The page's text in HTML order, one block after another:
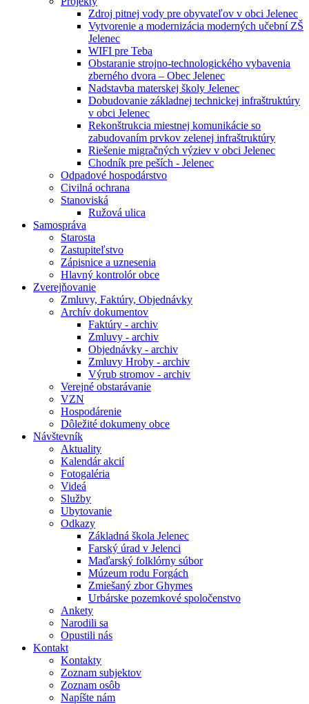
Zdroj pitnej vody pre obyvateľov v obci Jelenec
Vytvorenie a modernizácia moderných učební ZŠ
Jelenec
WIFI pre Teba
Obstaranie strojno-technologického vybavenia
zberného dvora – Obec Jelenec
Nadstavba materskej školy Jelenec
Dobudovanie základnej technickej infraštruktúry
v obci Jelenec
Rekonštrukcia miestnej komunikácie so
zabudovaním prvkov zelenej infraštruktúry
Riešenie migračných výziev v obci Jelenec
Chodník pre peších - Jelenec
Odpadové hospodárstvo
Civilná ochrana
Stanoviská
Ružová ulica
Samospráva
Starosta
Zastupiteľstvo
Zápisnice a uznesenia
Hlavný kontrolór obce
Zverejňovanie
Zmluvy, Faktúry, Objednávky
Archív dokumentov
Faktúry - archiv
Zmluvy - archiv
Objednávky - archiv
Zmluvy Hroby - archiv
Výrub stromov - archiv
Verejné obstarávanie
VZN
Hospodárenie
Dôležité dokumeny obce
Návštevník
Aktuality
Kalendár akcií
Fotogaléria
Videá
Služby
Ubytovanie
Odkazy
Základná škola Jelenec
Farský úrad v Jelenci
Maďarský folklórny súbor
Múzeum rodu Forgách
Zmiešaný zbor Ghymes
Urbárske pozemkové spoločenstvo
Ankety
Narodili sa
Opustili nás
Kontakt
Kontakty
Zoznam subjektov
Zoznam osôb
Napíšte nám